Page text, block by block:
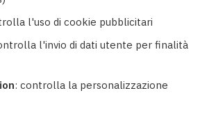
l'uso di cookie pubblicitari
l'invio di dati utente per finalità
: controlla la personalizzazione